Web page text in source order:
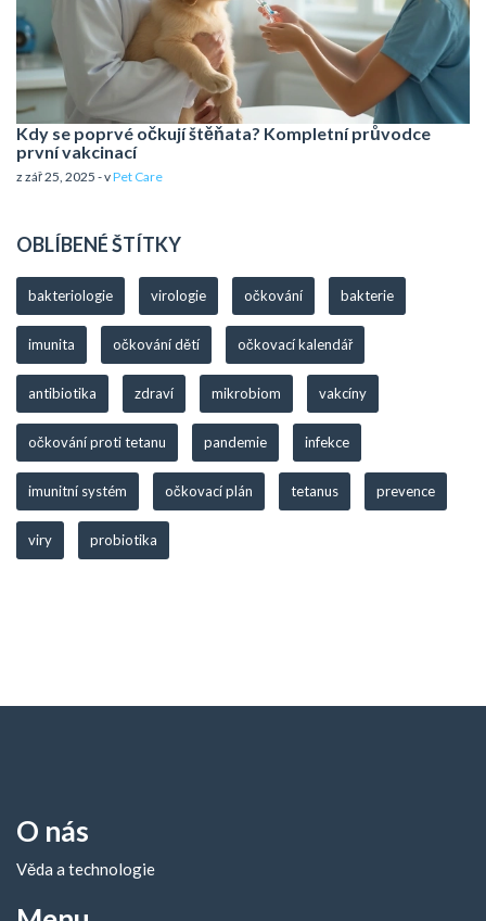
Kdy se poprvé očkují štěňata? Kompletní průvodce
první vakcinací
z zář 25, 2025 - vPet Care
OBLÍBENÉ ŠTÍTKY
bakteriologie virologie očkování bakterie
imunita očkování dětí očkovací kalendář
antibiotika zdraví mikrobiom vakcíny
očkování proti tetanu pandemie infekce
imunitní systém očkovací plán tetanus prevence
viry probiotika
O nás
Věda a technologie